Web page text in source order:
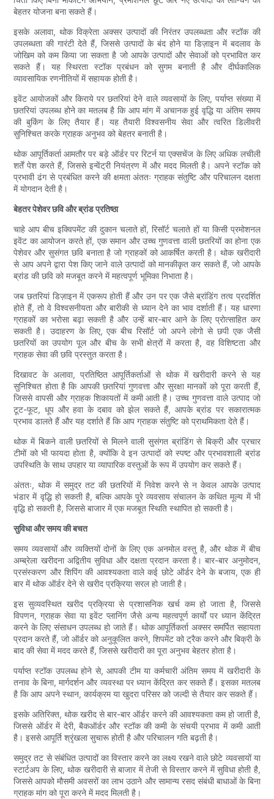
बेहतर योजना बना सकते हैं।
इसके अलावा, थोक विक्रेता अक्सर उत्पादों की निरंतर उपलब्धता और स्टॉक की
उपलब्धता की गारंटी देते हैं, जिससे उत्पादों के बंद होने या डिज़ाइन में बदलाव के
जोखिम को कम किया जा सकता है जो आपके उत्पादों और सेवाओं को प्रभावित कर
सकते हैं। यह स्थिरता स्टॉक प्रबंधन को सुगम बनाती है और दीर्घकालिक
व्यावसायिक रणनीतियों में सहायक होती है।
इवेंट आयोजकों और किराये पर छतरियां देने वाले व्यवसायों के लिए, पर्याप्त संख्या में
छतरियां उपलब्ध होने का मतलब है कि आप मांग में अचानक हुई वृद्धि या अंतिम समय
की बुकिंग के लिए तैयार हैं। यह तैयारी विश्वसनीय सेवा और त्वरित डिलीवरी
सुनिश्चित करके ग्राहक अनुभव को बेहतर बनाती है।
थोक आपूर्तिकर्ता आमतौर पर बड़े ऑर्डर पर रिटर्न या एक्सचेंज के लिए अधिक लचीली
शर्तें पेश करते हैं, जिससे इन्वेंट्री नियंत्रण में और मदद मिलती है। अपने स्टॉक को
प्रभावी ढंग से प्रबंधित करने की क्षमता अंततः ग्राहक संतुष्टि और परिचालन दक्षता
में योगदान देती है।
बेहतर पेशेवर छवि और ब्रांड प्रतिष्ठा
चाहे आप बीच इक्विपमेंट की दुकान चलाते हों, रिसॉर्ट चलाते हों या किसी प्रमोशनल
इवेंट का आयोजन करते हों, एक समान और उच्च गुणवत्ता वाली छतरियों का होना एक
पेशेवर और सुसंगत छवि बनाता है जो ग्राहकों को आकर्षित करती है। थोक खरीदारी
से आप अपने द्वारा पेश किए जाने वाले उत्पादों को मानकीकृत कर सकते हैं, जो आपके
ब्रांड की छवि को मजबूत करने में महत्वपूर्ण भूमिका निभाता है।
जब छतरियां डिज़ाइन में एकरूप होती हैं और उन पर एक जैसे ब्रांडिंग तत्व प्रदर्शित
होते हैं, तो वे विश्वसनीयता और बारीकी से ध्यान देने का भाव दर्शाती हैं। यह धारणा
ग्राहकों का भरोसा बढ़ा सकती है और उन्हें बार-बार आने के लिए प्रोत्साहित कर
सकती है। उदाहरण के लिए, एक बीच रिसॉर्ट जो अपने लोगो से छपी एक जैसी
छतरियों का उपयोग पूल और बीच के सभी क्षेत्रों में करता है, वह विशिष्टता और
ग्राहक सेवा की छवि प्रस्तुत करता है।
दिखावट के अलावा, प्रतिष्ठित आपूर्तिकर्ताओं से थोक में खरीदारी करने से यह
सुनिश्चित होता है कि आपकी छतरियां गुणवत्ता और सुरक्षा मानकों को पूरा करती हैं,
जिससे वापसी और ग्राहक शिकायतों में कमी आती है। उच्च गुणवत्ता वाले उत्पाद जो
टूट-फूट, धूप और हवा के दबाव को झेल सकते हैं, आपके ब्रांड पर सकारात्मक
प्रभाव डालते हैं और यह दर्शाते हैं कि आप ग्राहक संतुष्टि को प्राथमिकता देते हैं।
थोक में बिकने वाली छतरियों से मिलने वाली सुसंगत ब्रांडिंग से बिक्री और प्रचार
टीमों को भी फायदा होता है, क्योंकि वे इन उत्पादों को स्पष्ट और प्रभावशाली ब्रांड
उपस्थिति के साथ उपहार या व्यापारिक वस्तुओं के रूप में उपयोग कर सकते हैं।
अंततः, थोक में समुद्र तट की छतरियों में निवेश करने से न केवल आपके उत्पाद
भंडार में वृद्धि हो सकती है, बल्कि आपके पूरे व्यवसाय संचालन के कथित मूल्य में भी
वृद्धि हो सकती है, जिससे बाजार में एक मजबूत स्थिति स्थापित हो सकती है।
सुविधा और समय की बचत
समय व्यवसायों और व्यक्तियों दोनों के लिए एक अनमोल वस्तु है, और थोक में बीच
अम्ब्रेला खरीदना अद्वितीय सुविधा और दक्षता प्रदान करता है। बार-बार अनुमोदन,
प्रसंस्करण और शिपिंग की आवश्यकता वाले कई छोटे ऑर्डर देने के बजाय, एक ही
बार में थोक ऑर्डर देने से खरीद प्रक्रिया सरल हो जाती है।
इस सुव्यवस्थित खरीद प्रक्रिया से प्रशासनिक खर्च कम हो जाता है, जिससे
विपणन, ग्राहक सेवा या इवेंट प्लानिंग जैसे अन्य महत्वपूर्ण कार्यों पर ध्यान केंद्रित
करने के लिए संसाधन उपलब्ध हो जाते हैं। थोक आपूर्तिकर्ता अक्सर समर्पित सहायता
प्रदान करते हैं, जो ऑर्डर को अनुकूलित करने, शिपमेंट को ट्रैक करने और बिक्री के
बाद की सेवा में मदद करते हैं, जिससे खरीदारी का पूरा अनुभव बेहतर होता है।
पर्याप्त स्टॉक उपलब्ध होने से, आपकी टीम या कर्मचारी अंतिम समय में खरीदारी के
तनाव के बिना, मार्गदर्शन और व्यवस्था पर ध्यान केंद्रित कर सकते हैं। इसका मतलब
है कि आप अपने स्थान, कार्यक्रम या खुदरा परिसर को जल्दी से तैयार कर सकते हैं।
इसके अतिरिक्त, थोक खरीद से बार-बार ऑर्डर करने की आवश्यकता कम हो जाती है,
जिससे ऑर्डर में देरी, बैकऑर्डर और स्टॉक की कमी के संचयी प्रभाव में कमी आती
है। इससे आपूर्ति श्रृंखला सुचारू होती है और परिचालन गति बढ़ती है।
समुद्र तट से संबंधित उत्पादों का विस्तार करने का लक्ष्य रखने वाले छोटे व्यवसायों या
स्टार्टअप के लिए, थोक खरीदारी से बाजार में तेजी से विस्तार करने में सुविधा होती है,
जिससे आपको मौसमी अवसरों का लाभ उठाने और सामान्य रसद संबंधी बाधाओं के बिना
ग्राहक मांग को पूरा करने में मदद मिलती है।